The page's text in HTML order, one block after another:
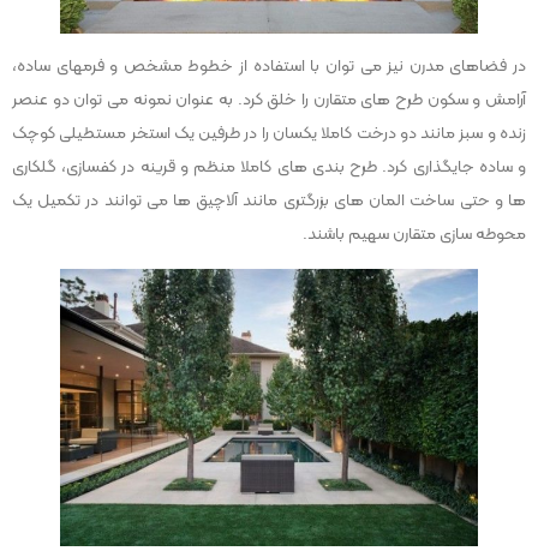
در فضاهای مدرن نیز می توان با استفاده از خطوط مشخص و فرمهای ساده،
آرامش و سکون طرح های متقارن را خلق کرد. به عنوان نمونه می توان دو عنصر
زنده و سبز مانند دو درخت کاملا یکسان را در طرفین یک استخر مستطیلی کوچک
و ساده جایگذاری کرد. طرح بندی های کاملا منظم و قرینه در کفسازی، گلکاری
ها و حتی ساخت المان های بزرگتری مانند آلاچیق ها می توانند در تکمیل یک
محوطه سازی متقارن سهیم باشند.